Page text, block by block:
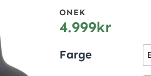
ONEK
4.999kr
Farge